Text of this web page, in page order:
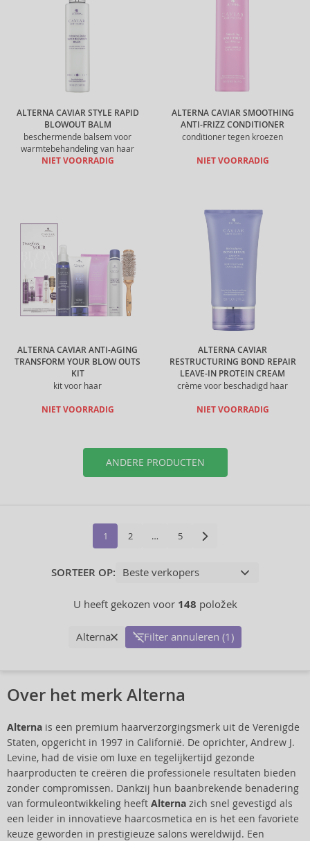
ALTERNA CAVIAR STYLE RAPID
BLOWOUT BALM
beschermende balsem voor
warmtebehandeling van haar
NIET VOORRADIG
ALTERNA CAVIAR SMOOTHING
ANTI-FRIZZ CONDITIONER
conditioner tegen kroezen
NIET VOORRADIG
ALTERNA CAVIAR ANTI-AGING
TRANSFORM YOUR BLOW OUTS
KIT
kit voor haar
NIET VOORRADIG
ALTERNA CAVIAR
RESTRUCTURING BOND REPAIR
LEAVE-IN PROTEIN CREAM
crème voor beschadigd haar
NIET VOORRADIG
ANDERE PRODUCTEN
1 2 … 5
SORTEER OP:
U heeft gekozen voor 148 položek
Alterna Filter annuleren (1)
Over het merk Alterna
Alterna is een premium haarverzorgingsmerk uit de Verenigde
Staten, opgericht in 1997 in Californië. De oprichter, Andrew J.
Levine, had de visie om luxe en tegelijkertijd gezonde
haarproducten te creëren die professionele resultaten bieden
zonder compromissen. Dankzij hun baanbrekende benadering
van formuleontwikkeling heeft Alterna zich snel gevestigd als
een leider in innovatieve haarcosmetica en is het een favoriete
keuze geworden in prestigieuze salons wereldwijd. Een